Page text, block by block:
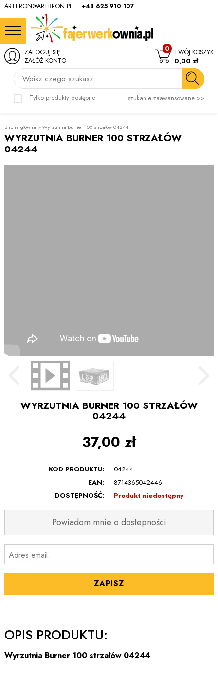
ARTBRON@ARTBRON.PL +48 625 910 107
Wpisz czego szukasz:
Tylko produkty dostępne szukanie zaawansowane >>
ZALOGUJ SIĘ
ZAŁÓŻ KONTO
TWÓJ KOSZYK
0
0,00 zł
Strona główna >Wyrzutnia Burner 100 strzałów 04244
WYRZUTNIA BURNER 100 STRZAŁÓW
04244
WYRZUTNIA BURNER 100 STRZAŁÓW
04244
37,00 zł
KOD PRODUKTU:
04244
EAN:
8714365042446
DOSTĘPNOŚĆ:
Produkt niedostępny
Powiadom mnie o dostepności
Adres email:
ZAPISZ
OPIS PRODUKTU:
Wyrzutnia Burner 100 strzałów 04244